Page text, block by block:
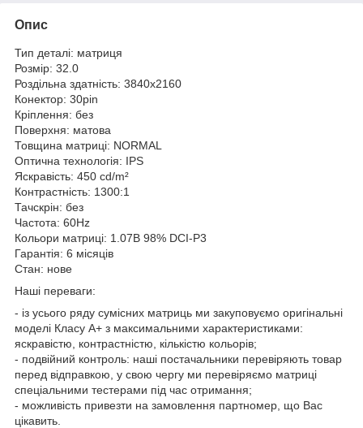
Опис
Тип деталі: матриця
Розмір: 32.0
Роздільна здатність: 3840x2160
Конектор: 30pin
Кріплення: без
Поверхня: матова
Товщина матриці: NORMAL
Оптична технологія: IPS
Яскравість: 450 cd/m²
Контрастність: 1300:1
Тачскрін: без
Частота: 60Hz
Кольори матриці: 1.07B 98% DCI-P3
Гарантія: 6 місяців
Стан: нове
Наші переваги:
- із усього ряду сумісних матриць ми закуповуємо оригінальні
моделі Класу А+ з максимальними характеристиками:
яскравістю, контрастністю, кількістю кольорів;
- подвійний контроль: наші постачальники перевіряють товар
перед відправкою, у свою чергу ми перевіряємо матриці
спеціальними тестерами під час отримання;
- можливість привезти на замовлення партномер, що Вас
цікавить.